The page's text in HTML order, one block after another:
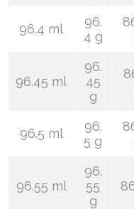
96.4 ml
96.
4 g
96.45 ml
96.
45
g
96.5 ml
96.
5 g
96.55 ml
96.
55
g